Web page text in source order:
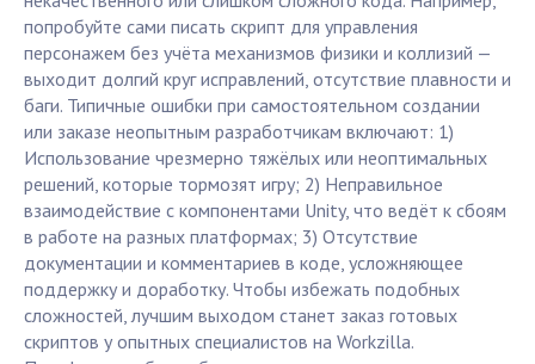
попробуйте сами писать скрипт для управления
персонажем без учёта механизмов физики и коллизий —
выходит долгий круг исправлений, отсутствие плавности и
баги. Типичные ошибки при самостоятельном создании
или заказе неопытным разработчикам включают: 1)
Использование чрезмерно тяжёлых или неоптимальных
решений, которые тормозят игру; 2) Неправильное
взаимодействие с компонентами Unity, что ведёт к сбоям
в работе на разных платформах; 3) Отсутствие
документации и комментариев в коде, усложняющее
поддержку и доработку. Чтобы избежать подобных
сложностей, лучшим выходом станет заказ готовых
скриптов у опытных специалистов на Workzilla.